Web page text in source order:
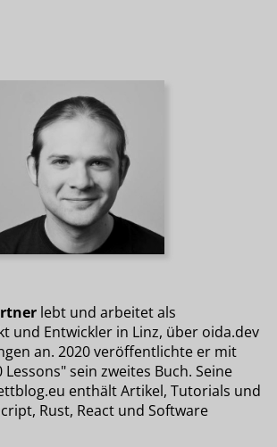
lebt und arbeitet als
und Entwickler in Linz, über oida.dev
an. 2020 veröffentlichte er mit
Lessons" sein zweites Buch. Seine
enthält Artikel, Tutorials und
Rust, React und Software